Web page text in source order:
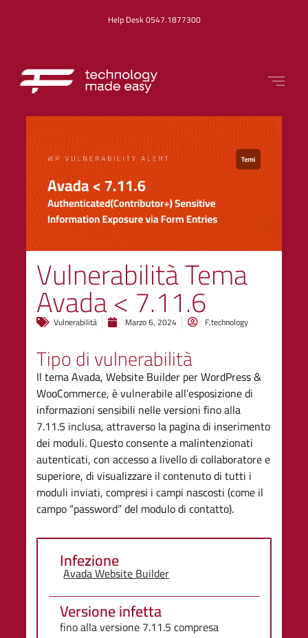
Help Desk 0547.1877300
Vulnerabilità Tema
Avada < 7.11.6
Vulnerabilità Marzo 6, 2024 F.technology
Tipo di vulnerabilità
Il tema Avada, Website Builder per WordPress &
WooCommerce, è vulnerabile all’esposizione di
informazioni sensibili nelle versioni fino alla
7.11.5 inclusa, attraverso la pagina di inserimento
dei moduli. Questo consente a malintenzionati
autenticati, con accesso a livello di collaboratore e
superiore, di visualizzare il contenuto di tutti i
moduli inviati, compresi i campi nascosti (come il
campo “password” del modulo di contatto).
Infezione
Avada Website Builder
Versione infetta
fino alla versione 7.11.5 compresa